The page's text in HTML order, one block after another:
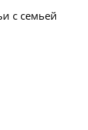
с семьей